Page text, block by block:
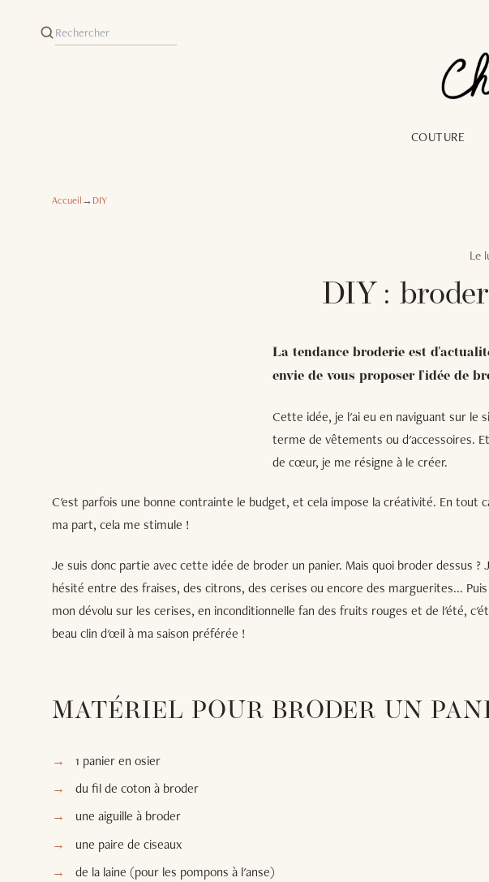
COUTURE
Accueil→DIY
Le
DIY :
La tendance broderie est
envie de vous proposer l'idée de
Cette idée, je l'ai eu en naviguant sur le
terme de vêtements ou d'accessoires.
de cœur, je me résigne à le créer.
C'est parfois une bonne contrainte le budget, et cela impose la créativité. En tout
ma part, cela me stimule !
Je suis donc partie avec cette idée de broder un panier. Mais quoi broder dessus ?
hésité entre des fraises, des citrons, des cerises ou encore des marguerites...
mon dévolu sur les cerises, en inconditionnelle fan des fruits rouges et de l'été,
beau clin d'œil à ma saison préférée !
MATÉRIEL POUR BRODER UN
1 panier en osier
du fil de coton à broder
une aiguille à broder
une paire de ciseaux
de la laine (pour les pompons à l'anse)